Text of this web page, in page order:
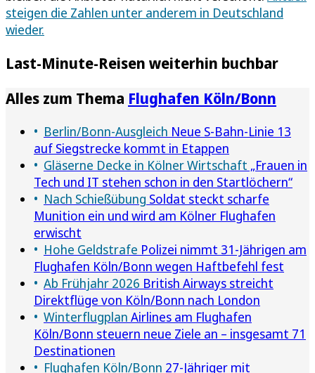
steigen die Zahlen unter anderem in Deutschland
wieder.
Last-Minute-Reisen weiterhin buchbar
Alles zum Thema Flughafen Köln/Bonn
Berlin/Bonn-Ausgleich Neue S-Bahn-Linie 13
auf Siegstrecke kommt in Etappen
Gläserne Decke in Kölner Wirtschaft „Frauen in
Tech und IT stehen schon in den Startlöchern“
Nach Schießübung Soldat steckt scharfe
Munition ein und wird am Kölner Flughafen
erwischt
Hohe Geldstrafe Polizei nimmt 31-Jährigen am
Flughafen Köln/Bonn wegen Haftbefehl fest
Ab Frühjahr 2026 British Airways streicht
Direktflüge von Köln/Bonn nach London
Winterflugplan Airlines am Flughafen
Köln/Bonn steuern neue Ziele an – insgesamt 71
Destinationen
Flughafen Köln/Bonn 27-Jähriger mit